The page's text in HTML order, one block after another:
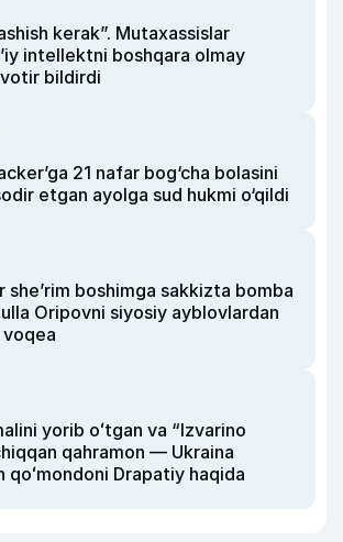
kerak”. Mutaxassislar
intellektni boshqara olmay
bildirdi
21 nafar bog‘cha bolasini
etgan ayolga sud hukmi o‘qildi
she’rim boshimga sakkizta bomba
Oripovni siyosiy ayblovlardan
yorib oʻtgan va “Izvarino
qahramon — Ukraina
qoʻmondoni Drapatiy haqida